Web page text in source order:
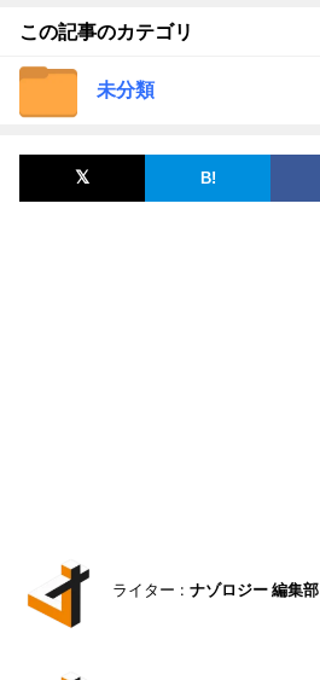
この記事のカテゴリ
未分類
ナゾロジー 編集部